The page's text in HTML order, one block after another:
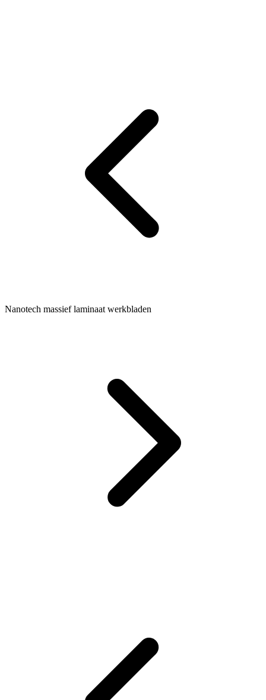
Nanotech massief laminaat werkbladen